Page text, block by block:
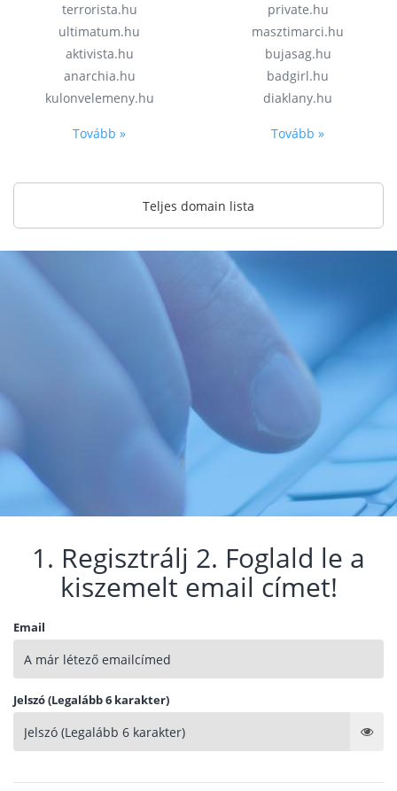
terrorista.hu
ultimatum.hu
aktivista.hu
anarchia.hu
kulonvelemeny.hu
Tovább »
private.hu
masztimarci.hu
bujasag.hu
badgirl.hu
diaklany.hu
Tovább »
Teljes domain lista
1. Regisztrálj 2. Foglald le a
kiszemelt email címet!
Email
Jelszó (Legalább 6 karakter)